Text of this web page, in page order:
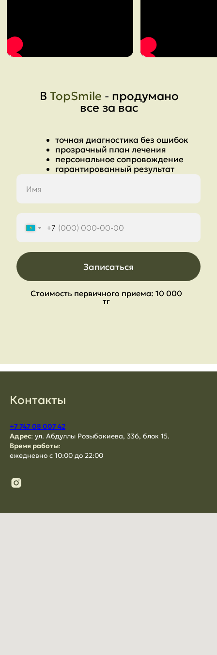
В TopSmile - продумано
все за вас
+7
Записаться
Стоимость первичного приема: 10 000
тг
точная диагностика без ошибок
прозрачный план лечения
персональное сопровождение
гарантированный результат
Контакты
+7 747 08 007 42
Адрес: ул. Абдуллы Розыбакиева, 336, блок 15.
Время работы:
ежедневно с 10:00 до 22:00